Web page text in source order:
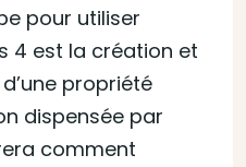
pour utiliser
4 est la création et
propriété
dispensée par
comment